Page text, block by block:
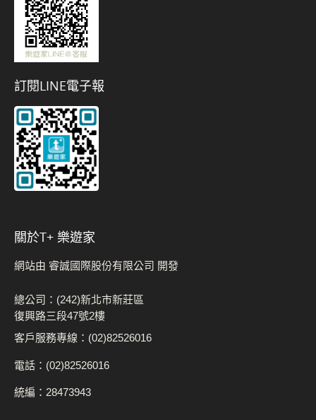
訂閱LINE電子報
關於t+ 樂遊家
網站由 睿誠國際股份有限公司 開發
總公司：(242)新北市新莊區
復興路三段47號2樓
客戶服務專線：(02)82526016
電話：(02)82526016
統編：28473943